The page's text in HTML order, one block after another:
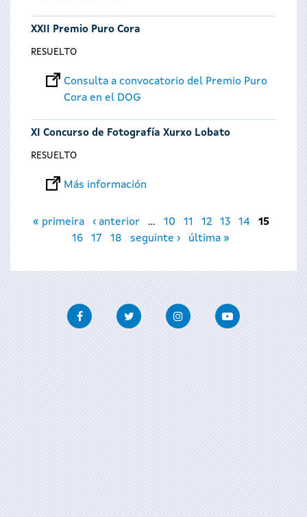
XXII Premio Puro Cora
RESUELTO
Consulta a convocatorio del Premio Puro
Cora en el DOG
XI Concurso de Fotografía Xurxo Lobato
RESUELTO
Más información
Páginas
« primeira ‹ anterior … 10 11 12 13 14
15
16
17 18 seguinte › última »
FacebookTwitter InstagramYoutube